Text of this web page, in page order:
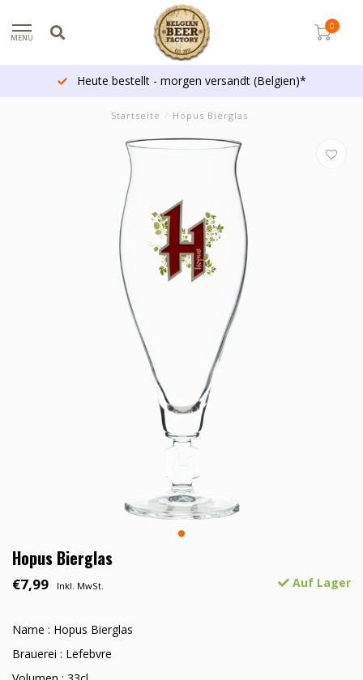
MENU
0
Heute bestellt - morgen versandt (Belgien)*
Startseite / Hopus Bierglas
Hopus Bierglas
€7,99 Inkl. MwSt. Auf Lager
Name : Hopus Bierglas
Brauerei : Lefebvre